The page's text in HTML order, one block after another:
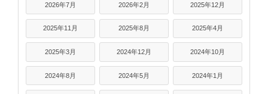
2026年7月 2026年2月 2025年12月
2025年11月 2025年8月 2025年4月
2025年3月 2024年12月 2024年10月
2024年8月 2024年5月 2024年1月